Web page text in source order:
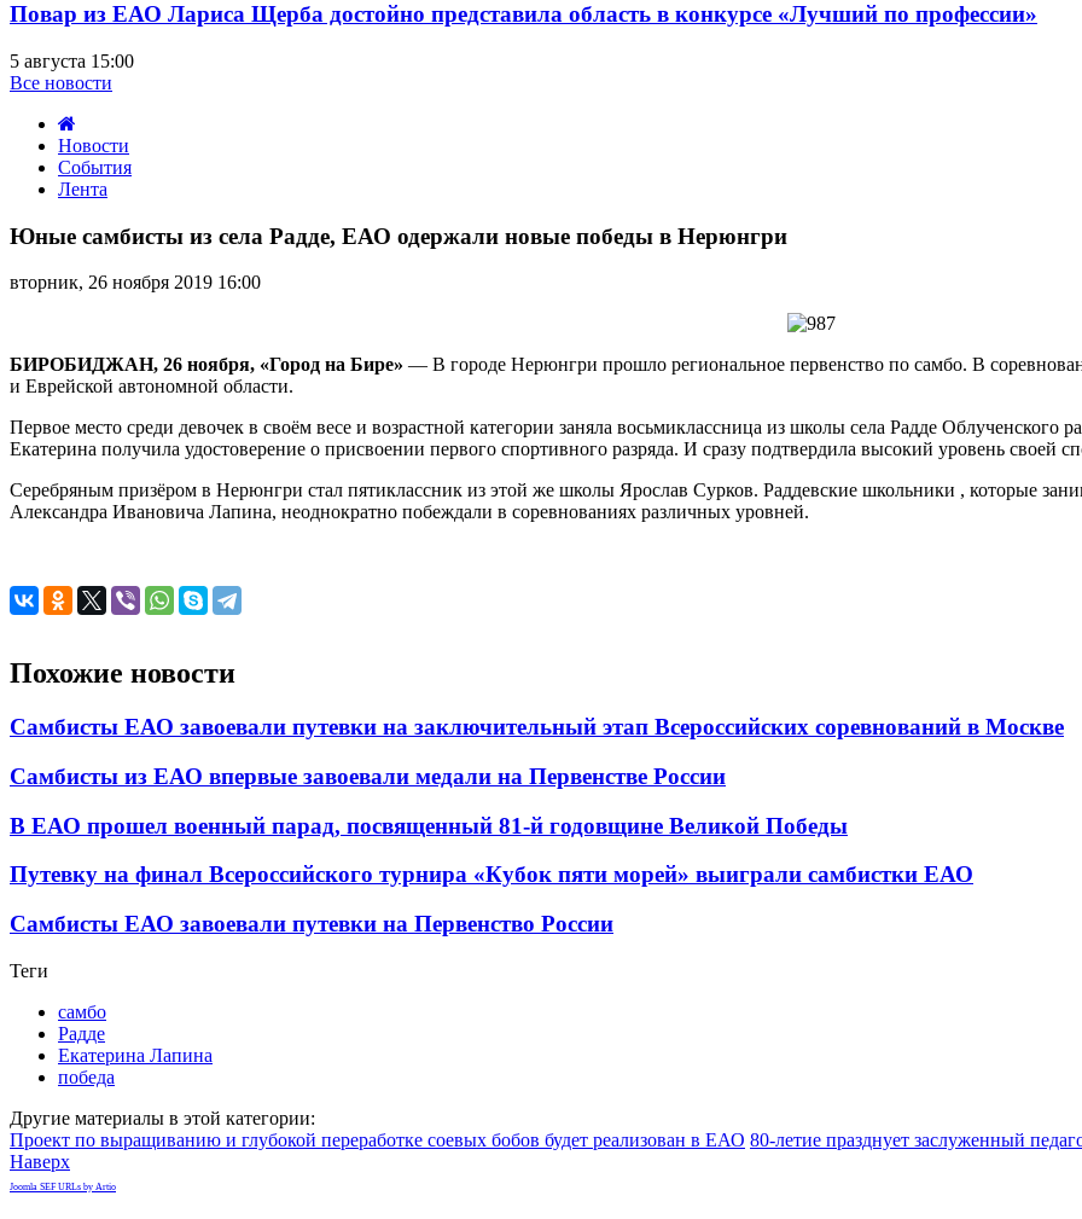
Повар из ЕАО Лариса Щерба достойно представила область в конкурсе «Лучший по профессии»
5 августа 15:00
Все новости
Новости
События
Лента
самбисты
села
Радде,
новые
победы
Нерюнгри
Юные самбисты из села Радде, ЕАО одержали новые победы в Нерюнгри
вторник, 26 ноября 2019 16:00
БИРОБИДЖАН, 26 ноября, «Город на Бире» — В городе Нерюнгри прошло региональное первенство по самбо. В
и Еврейской автономной области.
Первое место среди девочек в своём весе и возрастной категории заняла восьмиклассница из школы села Радде
Екатерина получила удостоверение о присвоении первого спортивного разряда. И сразу подтвердила высокий уровень своей
Серебряным призёром в Нерюнгри стал пятиклассник из этой же школы Ярослав Сурков. Раддевские школьники , которые
Александра Ивановича Лапина, неоднократно побеждали в соревнованиях различных уровней.
Похожие новости
Самбисты ЕАО завоевали путевки на заключительный этап Всероссийских соревнований в Москве
Самбисты из ЕАО впервые завоевали медали на Первенстве России
В ЕАО прошел военный парад, посвященный 81-й годовщине Великой Победы
Путевку на финал Всероссийского турнира «Кубок пяти морей» выиграли самбистки ЕАО
Самбисты ЕАО завоевали путевки на Первенство России
Теги
самбо
Радде
Екатерина Лапина
победа
Другие материалы в этой категории:
Проект по выращиванию и глубокой переработке соевых бобов будет реализован в ЕАО 80-летие празднует заслуженный
Наверх
Joomla SEF URLs by Artio